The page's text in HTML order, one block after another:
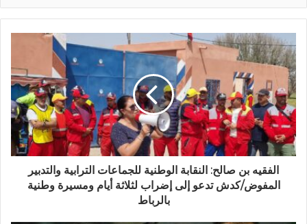
الفقيه بن صالح: النقابة الوطنية للجماعات الترابية والتدبير
المفوض/كدش تدعو إلى إضراب لثلاثة أيام ومسيرة وطنية
بالرباط